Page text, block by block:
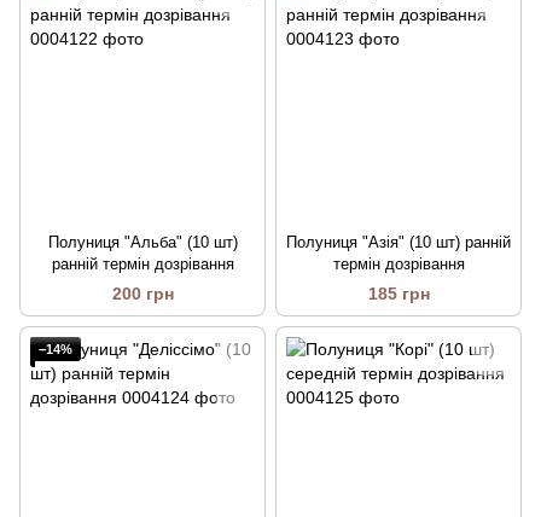
Полуниця "Альба" (10 шт)
ранній термін дозрівання
200 грн
Полуниця "Азія" (10 шт) ранній
термін дозрівання
185 грн
−14%